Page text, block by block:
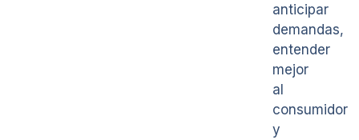
anticipar
demandas,
entender
mejor
al
consumidor
y